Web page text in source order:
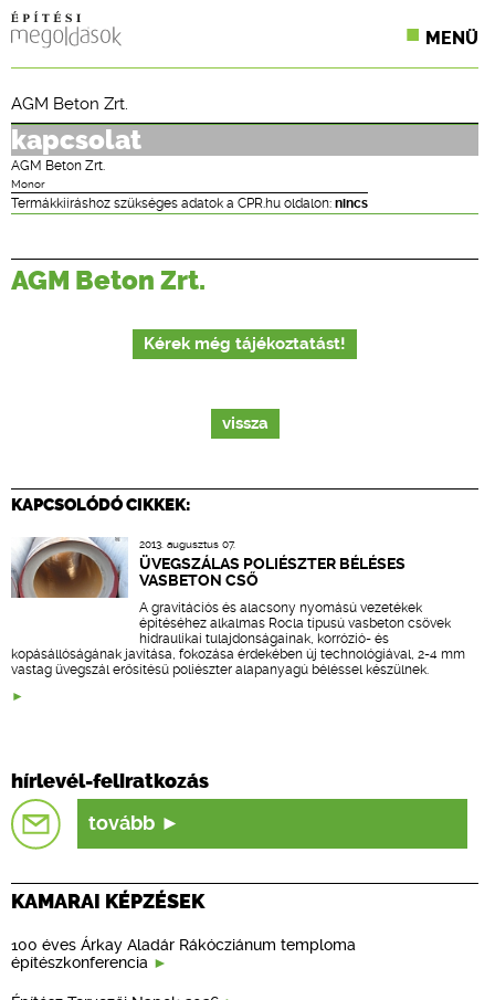
MENÜ
ONLINE KÉPZÉSEK
TERVEZÉSI SEGÉDLETEK
AGM Beton Zrt.
kapcsolat
AGM Beton Zrt.
Monor
Termákkiíráshoz szükséges adatok a CPR.hu oldalon: nincs
AGM Beton Zrt.
Kérek még tájékoztatást!
vissza
KAPCSOLÓDÓ CIKKEK:
2013. augusztus 07.
ÜVEGSZÁLAS POLIÉSZTER BÉLÉSES
VASBETON CSŐ
A gravitációs és alacsony nyomású vezetékek
építéséhez alkalmas Rocla típusú vasbeton csövek
hidraulikai tulajdonságainak, korrózió- és
kopásállóságának javítása, fokozása érdekében új technológiával, 2-4 mm
vastag üvegszál erősítésű poliészter alapanyagú béléssel készülnek.
hírlevél-feliratkozás
tovább
KAMARAI KÉPZÉSEK
100 éves Árkay Aladár Rákócziánum temploma
építészkonferencia